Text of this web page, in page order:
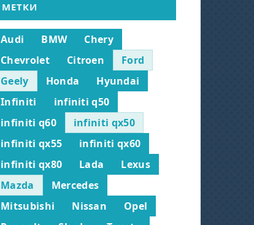
МЕТКИ
Audi BMW
Chery
Chevrolet
Citroen
Ford
Geely
Honda
Hyundai
Infiniti
infiniti q50
infiniti q60
infiniti qx50
infiniti qx55
infiniti qx60
infiniti qx80
Lada
Lexus
Mazda
Mercedes
Mitsubishi
Nissan
Opel